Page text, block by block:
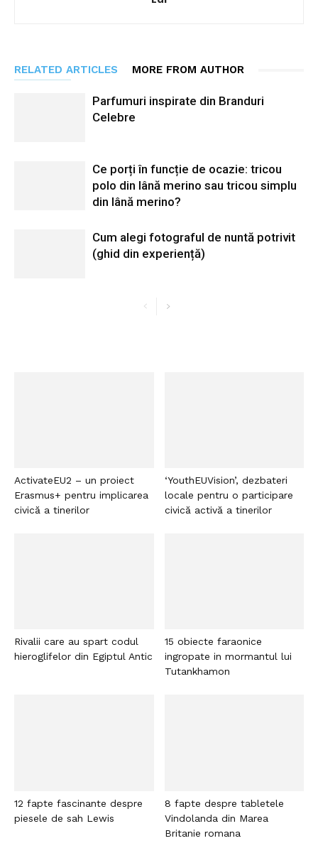
RELATED ARTICLES MORE FROM AUTHOR
Parfumuri inspirate din Branduri
Celebre
Ce porți în funcție de ocazie: tricou
polo din lână merino sau tricou simplu
din lână merino?
Cum alegi fotograful de nuntă potrivit
(ghid din experiență)
ActivateEU2 – un proiect
Erasmus+ pentru implicarea
civică a tinerilor
‘YouthEUVision’, dezbateri
locale pentru o participare
civică activă a tinerilor
Rivalii care au spart codul
hieroglifelor din Egiptul Antic
15 obiecte faraonice
ingropate in mormantul lui
Tutankhamon
12 fapte fascinante despre
piesele de sah Lewis
8 fapte despre tabletele
Vindolanda din Marea
Britanie romana